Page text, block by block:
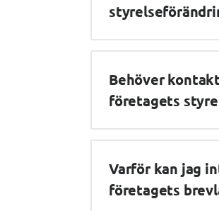
Behöver
företagets
Varför kan jag
företagets